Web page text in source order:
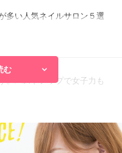
多い人気ネイルサロン５選
。バストアップで女子力も
む